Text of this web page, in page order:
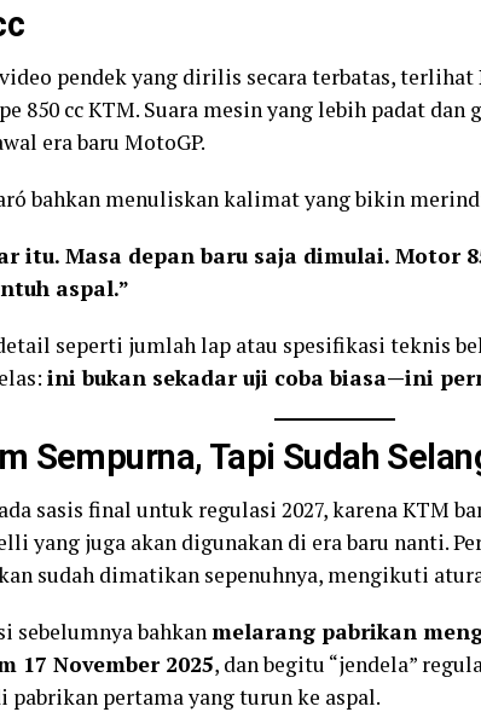
pendek yang dirilis secara terbatas, terlihat
850 cc KTM. Suara mesin yang lebih padat dan
era baru MotoGP.
bahkan menuliskan kalimat yang bikin
itu. Masa depan baru saja dimulai. Motor
aspal.”
seperti jumlah lap atau spesifikasi teknis
ini bukan sekadar uji coba biasa—ini
Sempurna, Tapi Sudah
sasis final untuk regulasi 2027, karena KTM
yang juga akan digunakan di era baru nanti.
sudah dimatikan sepenuhnya, mengikuti
sebelumnya bahkanmelarang pabrikan
17 November 2025, dan begitu “jendela”
pabrikan pertama yang turun ke aspal.